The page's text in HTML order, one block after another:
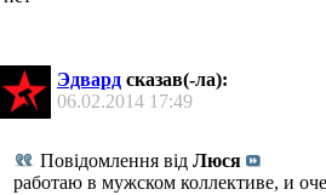
Эдвард сказав(-ла):
06.02.2014 17:49
Повідомлення від Люся
работаю в мужском коллективе, и